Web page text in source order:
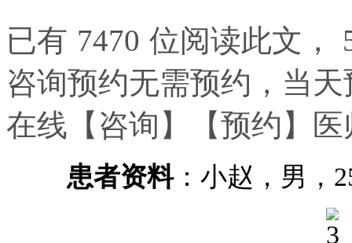
已有 7470 位阅读此文，
咨询预约无需预约，当
在线 【咨询】 【预约】
患者资料：小赵，男，